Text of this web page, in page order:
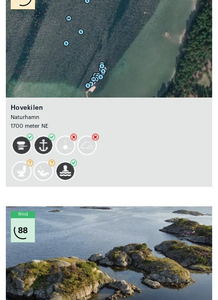
Hovekilen
Naturhamn
1700 meter NE
Wind
88